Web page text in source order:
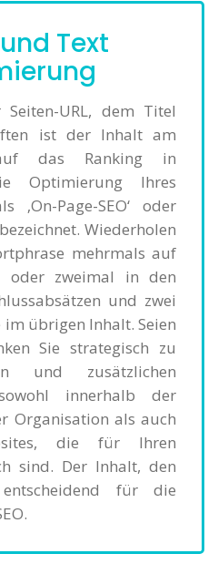
Text
URL, dem Titel
ist der Inhalt am
auf das Ranking in
Optimierung Ihres
Page-SEO‘ oder
Wiederholen
mehrmals auf
oder zweimal in den
und zwei
übrigen Inhalt. Seien
Sie strategisch zu
und zusätzlichen
innerhalb der
Organisation als auch
die für Ihren
sind. Der Inhalt, den
für die